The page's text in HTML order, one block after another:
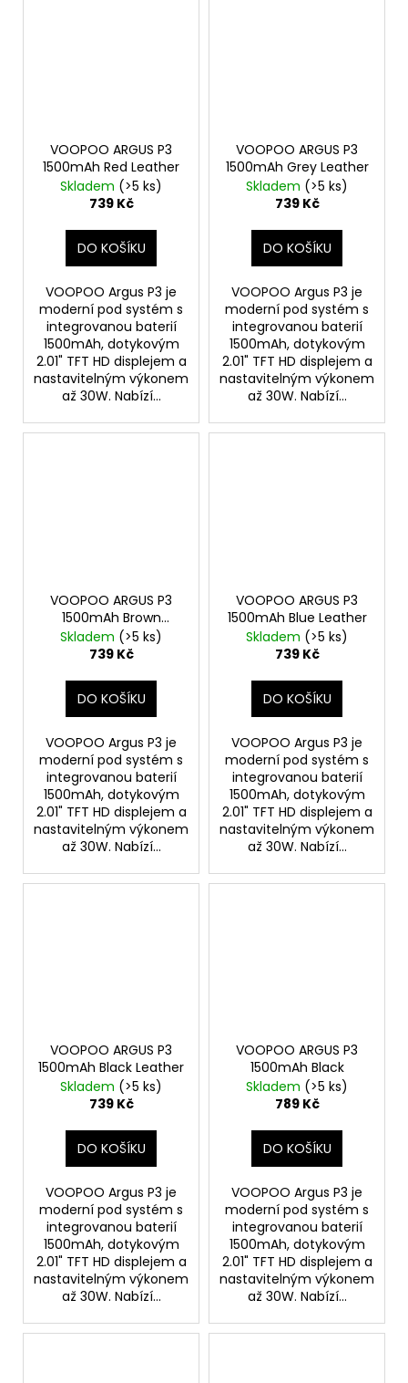
VOOPOO ARGUS P3
1500mAh Red Leather
Skladem (>5 ks)
739 Kč
DO KOŠÍKU
VOOPOO Argus P3 je
moderní pod systém s
integrovanou baterií
1500mAh, dotykovým
2.01" TFT HD displejem a
nastavitelným výkonem
až 30W. Nabízí...
VOOPOO ARGUS P3
1500mAh Grey Leather
Skladem (>5 ks)
739 Kč
DO KOŠÍKU
VOOPOO Argus P3 je
moderní pod systém s
integrovanou baterií
1500mAh, dotykovým
2.01" TFT HD displejem a
nastavitelným výkonem
až 30W. Nabízí...
VOOPOO ARGUS P3
1500mAh Brown
Leather
Skladem (>5 ks)
739 Kč
DO KOŠÍKU
VOOPOO Argus P3 je
moderní pod systém s
integrovanou baterií
1500mAh, dotykovým
2.01" TFT HD displejem a
nastavitelným výkonem
až 30W. Nabízí...
VOOPOO ARGUS P3
1500mAh Blue Leather
Skladem (>5 ks)
739 Kč
DO KOŠÍKU
VOOPOO Argus P3 je
moderní pod systém s
integrovanou baterií
1500mAh, dotykovým
2.01" TFT HD displejem a
nastavitelným výkonem
až 30W. Nabízí...
VOOPOO ARGUS P3
1500mAh Black Leather
Skladem (>5 ks)
739 Kč
DO KOŠÍKU
VOOPOO Argus P3 je
moderní pod systém s
integrovanou baterií
1500mAh, dotykovým
2.01" TFT HD displejem a
nastavitelným výkonem
až 30W. Nabízí...
VOOPOO ARGUS P3
1500mAh Black
Skladem (>5 ks)
789 Kč
DO KOŠÍKU
VOOPOO Argus P3 je
moderní pod systém s
integrovanou baterií
1500mAh, dotykovým
2.01" TFT HD displejem a
nastavitelným výkonem
až 30W. Nabízí...